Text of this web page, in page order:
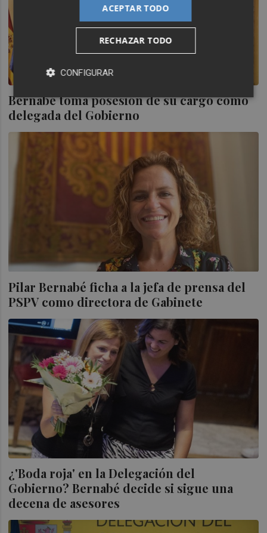
Bernabé toma posesión de su cargo como
delegada del Gobierno
Pilar Bernabé ficha a la jefa de prensa del
PSPV como directora de Gabinete
¿'Boda roja' en la Delegación del
Gobierno? Bernabé decide si sigue una
decena de asesores
ACEPTAR TODO
RECHAZAR TODO
CONFIGURAR